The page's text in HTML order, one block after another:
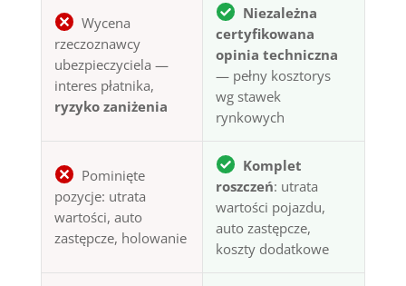
Wycena
rzeczoznawcy
ubezpieczyciela —
interes płatnika,
ryzyko zaniżenia
Niezależna
certyfikowana
opinia techniczna
— pełny kosztorys
wg stawek
rynkowych
Pominięte
pozycje: utrata
wartości, auto
zastępcze, holowanie
Komplet
roszczeń: utrata
wartości pojazdu,
auto zastępcze,
koszty dodatkowe